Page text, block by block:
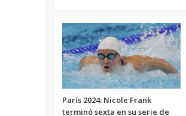
París 2024: Nicole Frank
terminó sexta en su serie de